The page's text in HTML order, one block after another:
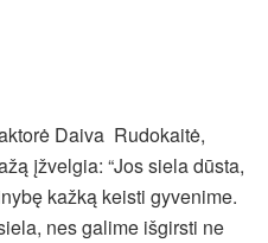
Daiva Rudokaitė,
įžvelgia: “Jos siela dūsta,
kažką keisti gyvenime.
nes galime išgirsti ne